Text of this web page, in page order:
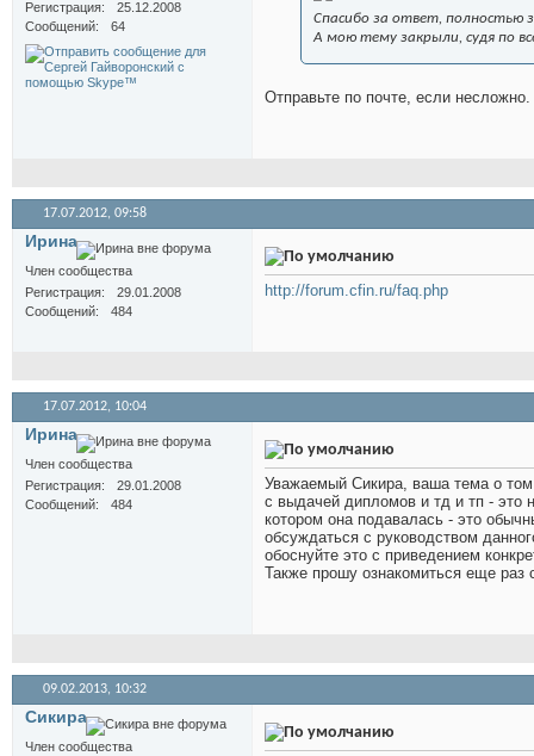
Регистрация
25.12.2008
Сообщений
64
Спасибо за ответ, полностью
А мою тему закрыли, судя по
Отправьте по почте, если
17.07.2012, 09:58
Иринa
Член сообщества
Регистрация
29.01.2008
Сообщений
484
http://forum.cfin.ru/faq.php
17.07.2012, 10:04
Иринa
Член сообщества
Регистрация
29.01.2008
Сообщений
484
Уважаемый Сикира, ваша тема о
с выдачей дипломов и тд и тп - это
котором она подавалась - это
обсуждаться с руководством
обоснуйте это с приведением
Также прошу ознакомиться еще раз
09.02.2013, 10:32
Сикира
Член сообщества